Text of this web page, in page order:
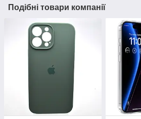
Подібні товари компанії